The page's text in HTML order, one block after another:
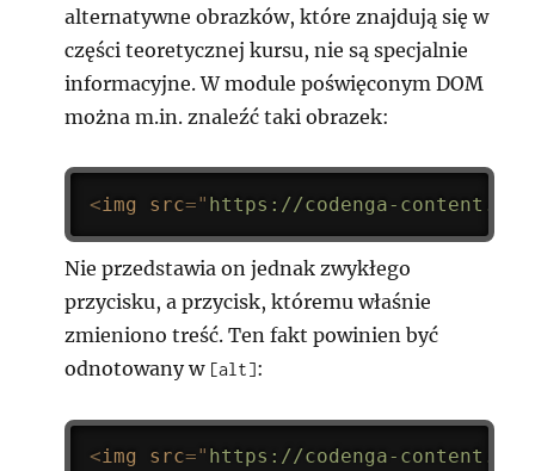
alternatywne obrazków, które znajdują się w
części teoretycznej kursu, nie są specjalnie
informacyjne. W module poświęconym DOM
można m.in. znaleźć taki obrazek:
<img src=" https://codenga-
Nie przedstawia on jednak zwykłego
przycisku, a przycisk, któremu właśnie
zmieniono treść. Ten fakt powinien być
odnotowany w [alt]:
<img src=" https://codenga-